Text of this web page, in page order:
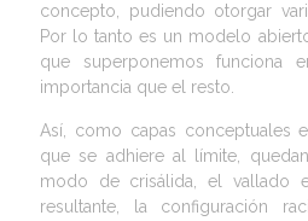
concepto, pudiendo otorgar
Por lo tanto es un modelo
que superponemos funciona
importancia que el resto.
Así, como capas conceptuales
que se adhiere al límite,
modo de crisálida, el vallado
resultante, la configuración